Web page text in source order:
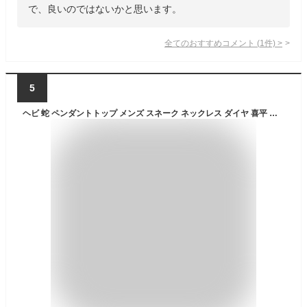
で、良いのではないかと思います。
全てのおすすめコメント (1 件) >
5
ヘビ 蛇 ペンダントトップ メンズ スネーク ネックレス ダイヤ 喜平 ダイヤモンド 0.05ct ペンダント 大ぶり シルバー sv925 七角形 干支 巳年 ジュエリー シンプル 記念日 誕生日 人気 ギフト 普段 使い 贈り物